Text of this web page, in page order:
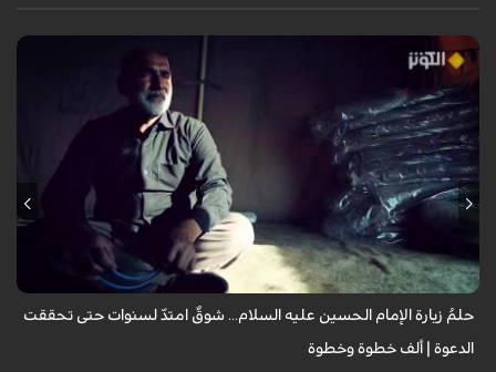
يروي عددٌ من الزائرين مشاعر الشوق التي لازمتهم لسنوات وهم يتمنون زيارة
الإمام الحسين عليه السلام، مؤكدين أن العقبات المادية والظروف الشخصية لم
حلمُ زيارة الإمام الحسين عليه السلام... شوقٌ امتدّ لسنوات حتى تحققت
الدعوة | ألف خطوة وخطوة